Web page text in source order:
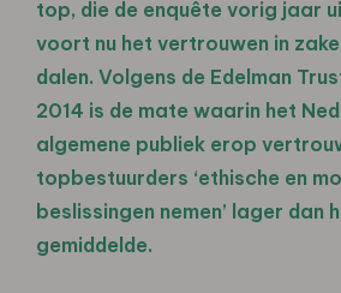
top, die de enquête vorig jaar
voort nu het vertrouwen in
dalen. Volgens de Edelman
2014 is de mate waarin het
algemene publiek erop
topbestuurders ‘ethische en
beslissingen nemen’ lager dan
gemiddelde.